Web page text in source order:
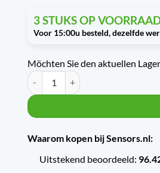
3 STUKS OP
Möchten Sie den aktuellen
Trafag Druktransmitter Navitrag N /
Waarom kopen bij Sensors.nl:
Uitstekend beoordeeld: